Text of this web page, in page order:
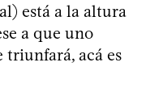
está a la altura
a que uno
triunfará, acá es